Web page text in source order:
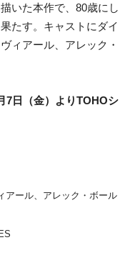
いた本作で、80歳にし
たす。 キャストにダイ
ィアール、アレック・
7日（金）よりTOHOシ
アール、アレック・ボール